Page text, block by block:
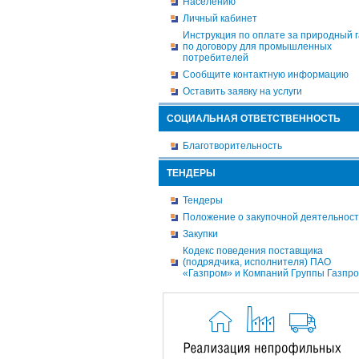
Личный кабинет
Инструкция по оплате за природный
по договору для промышленных
потребителей
Сообщите контактную информацию
Оставить заявку на услуги
СОЦИАЛЬНАЯ ОТВЕТСТВЕННОСТЬ
Благотворительность
ТЕНДЕРЫ
Тендеры
Положение о закупочной
Закупки
Кодекс поведения поставщика
(подрядчика, исполнителя) ПАО
«Газпром» и Компаний Группы